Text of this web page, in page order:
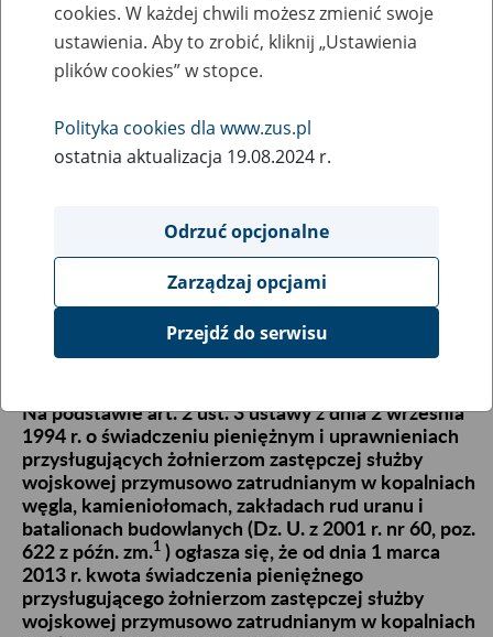
Komunikat Prezesa Zakładu Ubezpieczeń
Społecznych z dnia 14 lutego 2013 r. w
sprawie kwoty świadczenia pieniężnego
przysługującego żołnierzom zastępczej
służby wojskowej przymusowo
zatrudnianym w kopalniach węgla,
batalionach budowlanych
21
Na podstawie art. 2 ust. 3 ustawy z dnia 2 września
1994 r. o świadczeniu pieniężnym i uprawnieniach
przysługujących żołnierzom zastępczej służby
wojskowej przymusowo zatrudnianym w kopalniach
węgla, kamieniołomach, zakładach rud uranu i
batalionach budowlanych (Dz. U. z 2001 r. nr 60, poz.
622 z późn. zm.1 ) ogłasza się, że od dnia 1 marca
2013 r. kwota świadczenia pieniężnego
przysługującego żołnierzom zastępczej służby
wojskowej przymusowo zatrudnianym w kopalniach
cookies. W każdej chwili możesz zmienić swoje
ustawienia. Aby to zrobić, kliknij „Ustawienia
plików cookies” w stopce.
Polityka cookies dla www.zus.pl
ostatnia aktualizacja 19.08.2024 r.
Odrzuć opcjonalne
Zarządzaj opcjami
Przejdź do serwisu